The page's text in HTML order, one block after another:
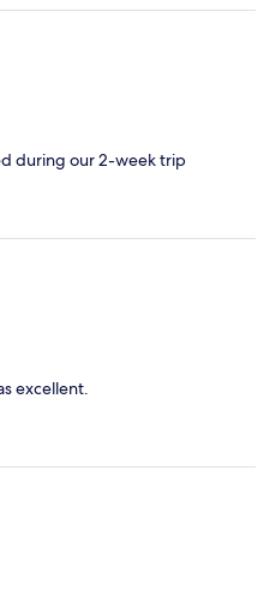
during our 2-week trip
excellent.